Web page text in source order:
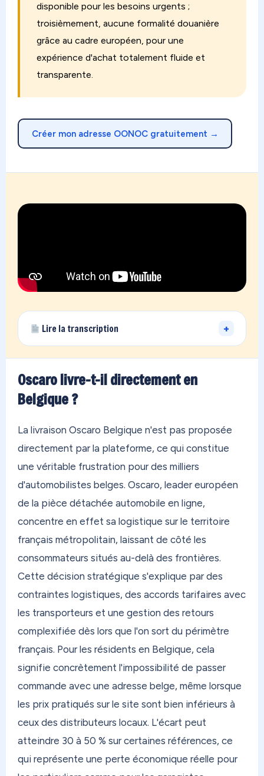
disponible pour les besoins urgents ;
troisièmement, aucune formalité douanière
grâce au cadre européen, pour une
expérience d'achat totalement fluide et
transparente.
Créer mon adresse OONOC gratuitement →
Lire la transcription +
ou des boutiques qui refusent de livrer à votre
adresse ? On a exactement ce qu'il vous faut.
OONOC, c'est votre adresse personnelle en
France métropolitaine. En 30 secondes, vous êtes
boutique au monde — Amazon, Zara, Temu, peu
importe. On reçoit tout dans notre entrepôt, on
regroupe vos achats, et on vous les envoie
directement où que vous soyez. Aux Antilles, en
Polynésie, au Canada, au Maroc, partout. Dès
12,40€ (frais de port, hors frais de traitement),
avec des options express et économiques selon
Et si vous avez des colis qui s'accumulent chez un
proche — famille, ami — qui n'a ni le temps ni
l'envie de faire la queue en bureau de poste ?
dépose simplement dans un Mondial Relay, sans
avancer un centime. Et si vous résidez dans les
DOM, vous recevez votre colis sans taxe. Simple,
rapide, sans déranger personne.
selon vos besoins. Besoin d'une réexpédition
Oscaro livre-t-il directement en
Belgique ?
La livraison Oscaro Belgique n'est pas proposée
directement par la plateforme, ce qui constitue
une véritable frustration pour des milliers
d'automobilistes belges. Oscaro, leader européen
de la pièce détachée automobile en ligne,
concentre en effet sa logistique sur le territoire
français métropolitain, laissant de côté les
consommateurs situés au-delà des frontières.
Cette décision stratégique s'explique par des
contraintes logistiques, des accords tarifaires avec
les transporteurs et une gestion des retours
complexifiée dès lors que l'on sort du périmètre
français. Pour les résidents en Belgique, cela
signifie concrètement l'impossibilité de passer
commande avec une adresse belge, même lorsque
les prix pratiqués sur le site sont bien inférieurs à
ceux des distributeurs locaux. L'écart peut
atteindre 30 à 50 % sur certaines références, ce
qui représente une perte économique réelle pour